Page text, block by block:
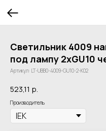
Светильник 4009
под лампу 2хGU10
Артикул: LT-UBB0-4009-GU10-2-K02
523,11 р.
Производитель